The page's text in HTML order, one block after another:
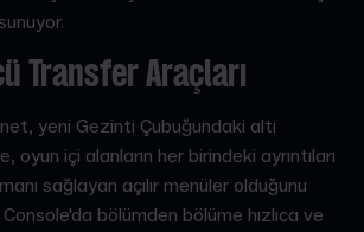
Transfer Araçları
yeni Gezinti Çubuğundaki altı
oyun içi alanların her birindeki ayrıntıları
sağlayan açılır menüler olduğunu
bölümden bölüme hızlıca ve